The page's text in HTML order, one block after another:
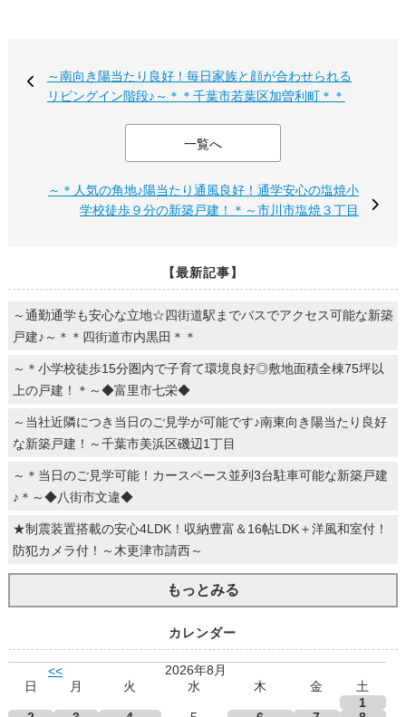
～南向き陽当たり良好！毎日家族と顔が合わせられる
リビングイン階段♪～＊＊千葉市若葉区加曽利町＊＊
一覧へ
～＊人気の角地♪陽当たり通風良好！通学安心の塩焼小
学校徒歩９分の新築戸建！＊～市川市塩焼３丁目
【最新記事】
～通勤通学も安心な立地☆四街道駅までバスでアクセス可能な新築
戸建♪～＊＊四街道市内黒田＊＊
～＊小学校徒歩15分圏内で子育て環境良好◎敷地面積全棟75坪以
上の戸建！＊～◆富里市七栄◆
～当社近隣につき当日のご見学が可能です♪南東向き陽当たり良好
な新築戸建！～千葉市美浜区磯辺1丁目
～＊当日のご見学可能！カースペース並列3台駐車可能な新築戸建
♪＊～◆八街市文違◆
★制震装置搭載の安心4LDK！収納豊富＆16帖LDK＋洋風和室付！
防犯カメラ付！～木更津市請西～
もっとみる
カレンダー
<<
2026年8月
日
月 火 水 木 金
土
1